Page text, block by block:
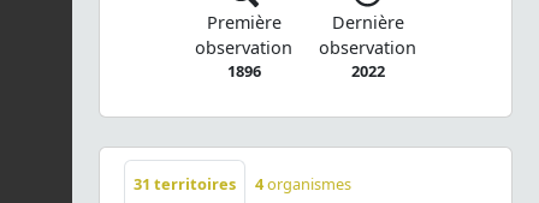
Première
observation
1896
Dernière
observation
2022
31 territoires 4organismes